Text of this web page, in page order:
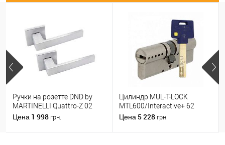
Ручки на розетте DND by
MARTINELLI Quattro-Z 02
ZCS матовый хром
Цена 1 998 грн.
Цилиндр MUL-T-LOCK
MTL600/Interactive+ 62
(31*31) никель сатин
Цена 5 228 грн.